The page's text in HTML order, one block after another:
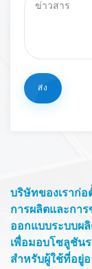
บริษัทของเราก่
การผลิตและกา
ออกแบบระบบผ
เพื่อมอบโซลูชัน
สำหรับผู้ใช้ที่อยู่